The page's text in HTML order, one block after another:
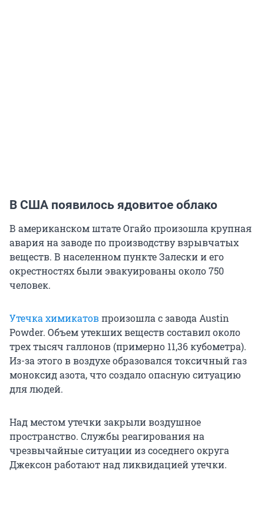
В США появилось ядовитое облако
В американском штате Огайо произошла крупная
авария на заводе по производству взрывчатых
веществ. В населенном пункте Залески и его
окрестностях были эвакуированы около 750
человек.
Утечка химикатовпроизошла с завода Austin
Powder. Объем утекших веществ составил около
трех тысяч галлонов (примерно 11,36 кубометра).
Из-за этого в воздухе образовался токсичный газ
моноксид азота, что создало опасную ситуацию
для людей.
Над местом утечки закрыли воздушное
пространство. Службы реагирования на
чрезвычайные ситуации из соседнего округа
Джексон работают над ликвидацией утечки.